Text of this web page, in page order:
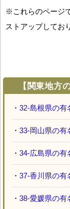
※これらのページ
ストアップしてお
【関東地方
・ 32-島根県の有
・ 33-岡山県の有
・ 34-広島県の有
・ 37-香川県の有
・ 38-愛媛県の有